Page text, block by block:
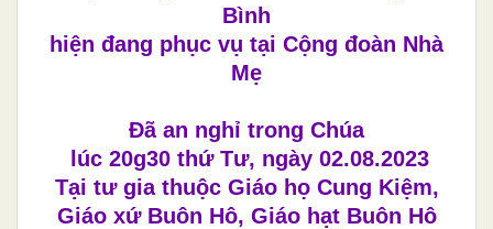
Bình
hiện đang phục vụ tại Cộng đoàn Nhà
Mẹ
Đã an nghỉ trong Chúa
lúc 20g30 thứ Tư, ngày 02.08.2023
Tại tư gia thuộc Giáo họ Cung Kiệm,
Giáo xứ Buôn Hô, Giáo hạt Buôn Hô